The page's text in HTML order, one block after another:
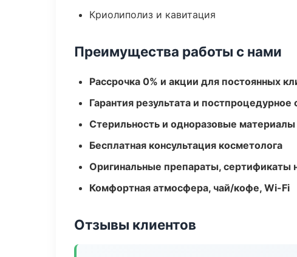
Криолиполиз и кавитация
Преимущества работы с нами
Рассрочка 0% и акции для постоянных
Гарантия результата и
Стерильность и одноразовые материалы
Бесплатная консультация косметолога
Оригинальные препараты, сертификаты
Комфортная атмосфера, чай/кофе, Wi-Fi
Отзывы клиентов